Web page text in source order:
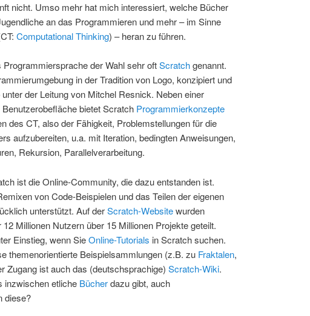
nicht. Umso mehr hat mich interessiert, welche Bücher
an das Programmieren und mehr – im Sinne
Computational Thinking) – heran zu führen.
der Wahl sehr oftScratchgenannt.
in der Tradition von Logo, konzipiert und
der Leitung von Mitchel Resnick. Neben einer
bietet Scratch Programmierkonzepte
des CT, also der Fähigkeit, Problemstellungen für die
aufzubereiten, u.a. mit Iteration, bedingten Anweisungen,
Rekursion, Parallelverarbeitung.
ist die Online-Community, die dazu entstanden ist.
von Code-Beispielen und das Teilen der eigenen
unterstützt. Auf derScratch-Websitewurden
Millionen Nutzern über 15 Millionen Projekte geteilt.
Einstieg, wenn SieOnline-Tutorials in Scratch suchen.
themenorientierte Beispielsammlungen (z.B. zu Fraktalen,
Zugang ist auch das (deutschsprachige) Scratch-Wiki.
inzwischen etliche Bücherdazu gibt, auch
diese?